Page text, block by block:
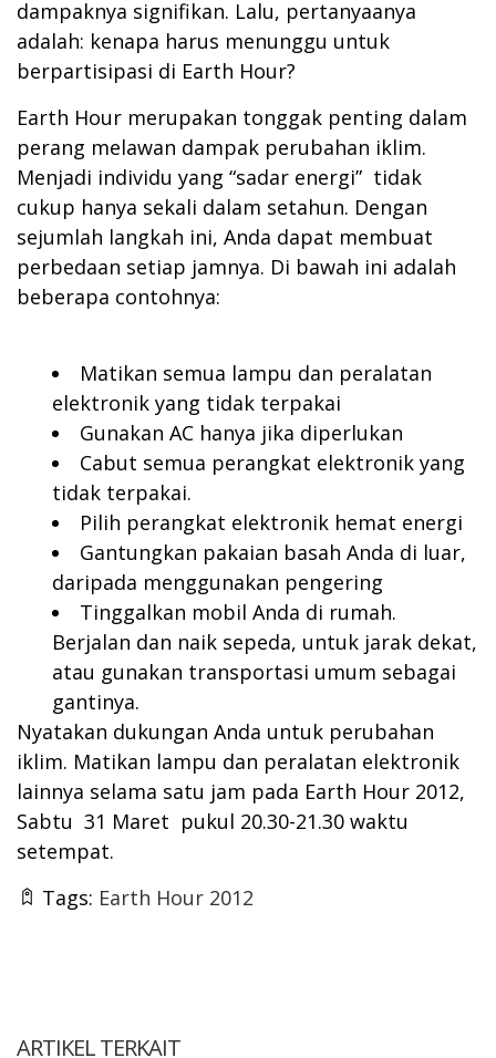
dampaknya signifikan. Lalu, pertanyaanya
adalah: kenapa harus menunggu untuk
berpartisipasi di Earth Hour?
Earth Hour merupakan tonggak penting dalam
perang melawan dampak perubahan iklim.
Menjadi individu yang “sadar energi” tidak
cukup hanya sekali dalam setahun. Dengan
sejumlah langkah ini, Anda dapat membuat
perbedaan setiap jamnya. Di bawah ini adalah
beberapa contohnya:
Matikan semua lampu dan peralatan
elektronik yang tidak terpakai
Gunakan AC hanya jika diperlukan
Cabut semua perangkat elektronik yang
tidak terpakai.
Pilih perangkat elektronik hemat energi
Gantungkan pakaian basah Anda di luar,
daripada menggunakan pengering
Tinggalkan mobil Anda di rumah.
Berjalan dan naik sepeda, untuk jarak dekat,
atau gunakan transportasi umum sebagai
gantinya.
Nyatakan dukungan Anda untuk perubahan
iklim. Matikan lampu dan peralatan elektronik
lainnya selama satu jam pada Earth Hour 2012,
Sabtu 31 Maret pukul 20.30-21.30 waktu
setempat.
Tags: Earth Hour 2012
ARTIKEL TERKAIT